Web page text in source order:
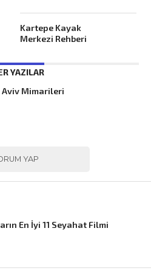
Kartepe Kayak
Merkezi Rehberi
YAZILAR
Aviv Mimarileri
YAP
En İyi 11 Seyahat Filmi